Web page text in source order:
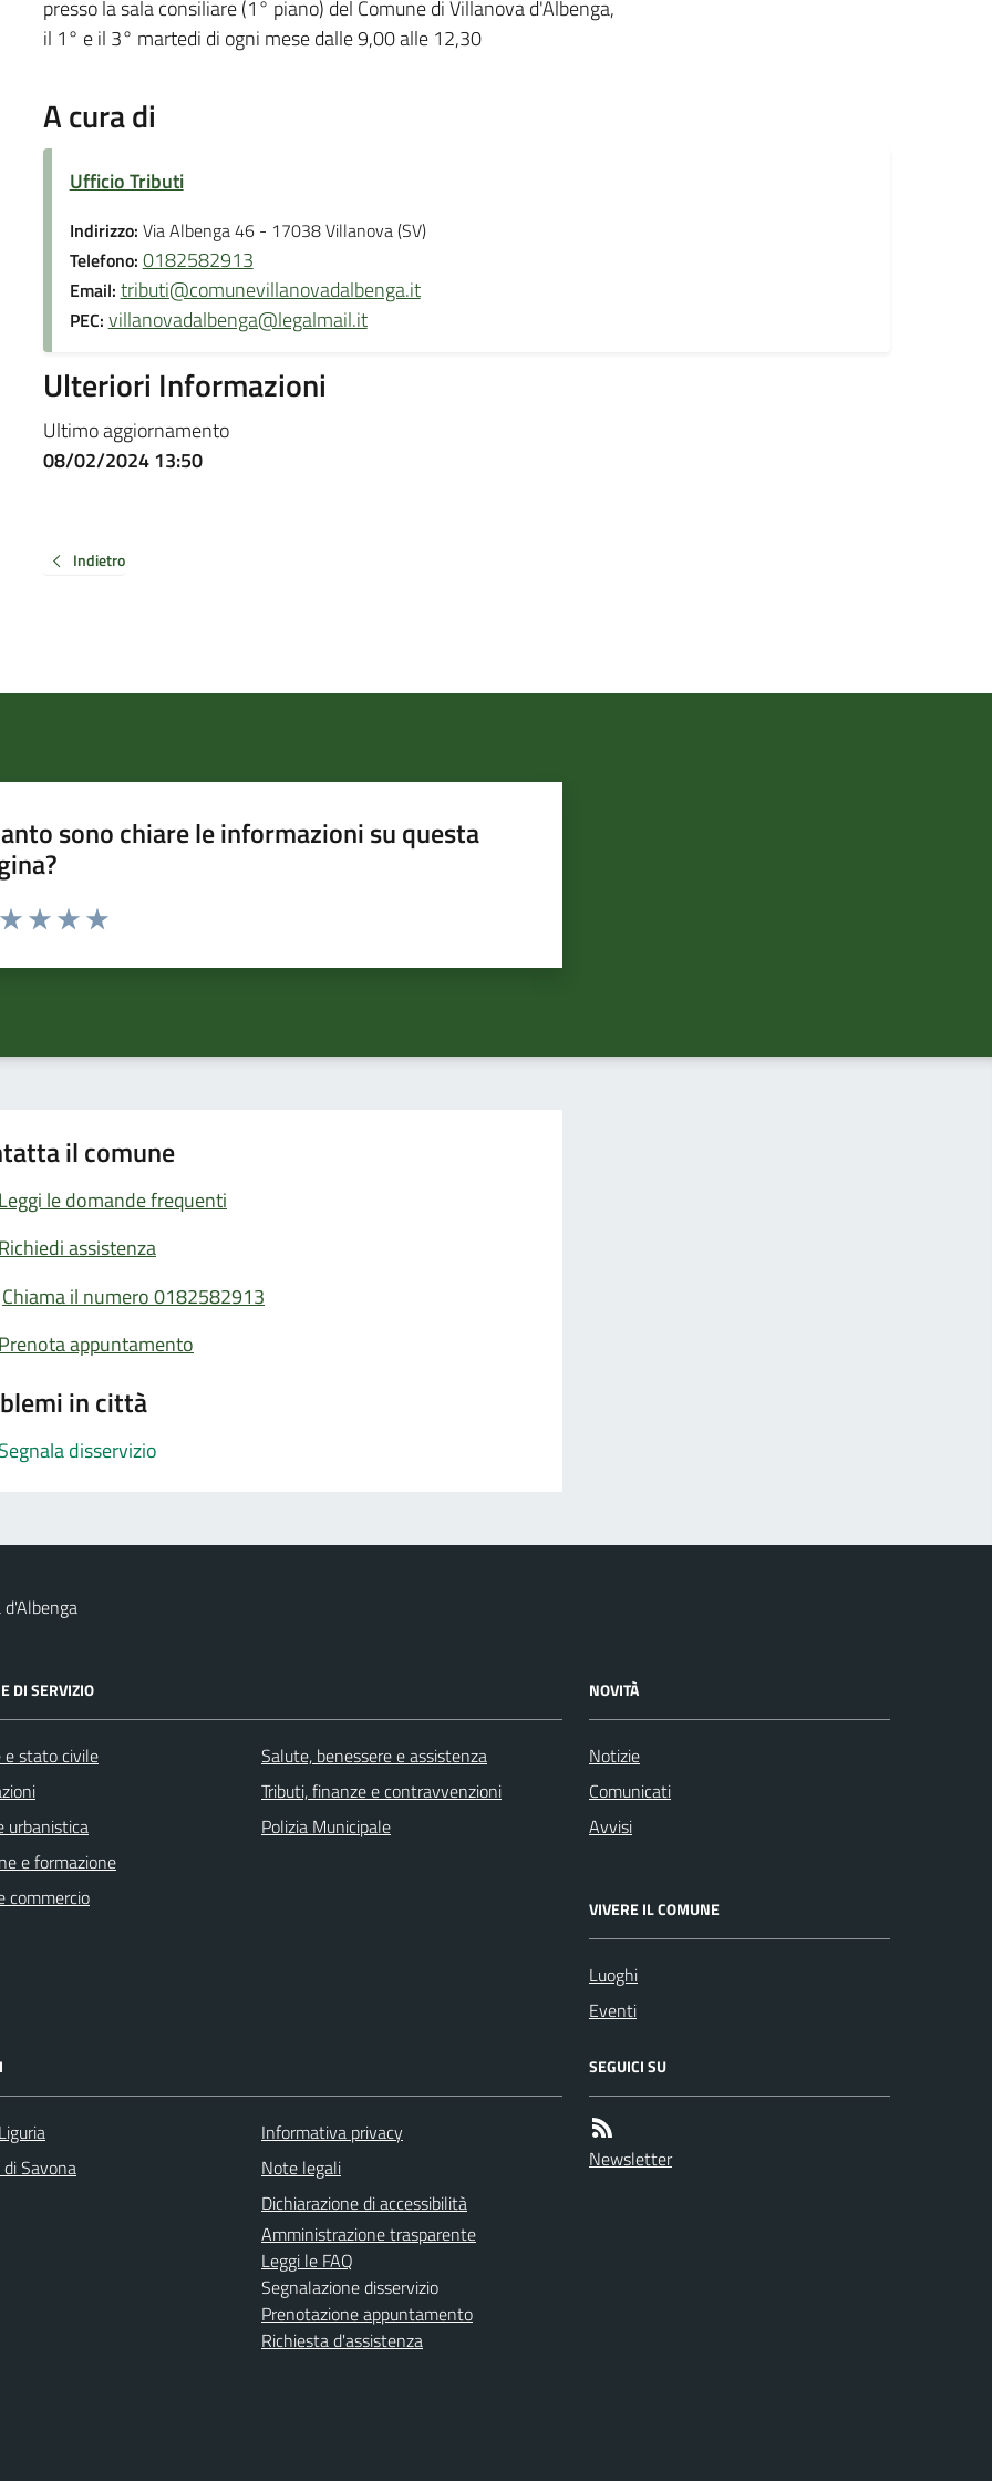
presso la sala consiliare (1° piano) del Comune di Villanova d'Albenga,
il 1° e il 3° martedi di ogni mese dalle 9,00 alle 12,30
A cura di
Ufficio Tributi
Indirizzo: Via Albenga 46 - 17038 Villanova (SV)
Telefono: 0182582913
Email: tributi@comunevillanovadalbenga.it
PEC: villanovadalbenga@legalmail.it
Ulteriori Informazioni
Ultimo aggiornamento
08/02/2024 13:50
Indietro
sono chiare le informazioni su questa
da 1 a 5 stelle la pagina
il comune
Leggi le domande frequenti
Richiedi assistenza
Chiama il numero 0182582913
Prenota appuntamento
in città
Segnala disservizio
DI SERVIZIO
e stato civile
urbanistica
e formazione
commercio
Salute, benessere e assistenza
Tributi, finanze e contravvenzioni
Polizia Municipale
NOVITÀ
Notizie
Comunicati
Avvisi
VIVERE IL COMUNE
Luoghi
Eventi
Savona
Informativa privacy
Note legali
Dichiarazione di accessibilità
Amministrazione trasparente
Leggi le FAQ
Segnalazione disservizio
Prenotazione appuntamento
Richiesta d'assistenza
SEGUICI SU
Newsletter